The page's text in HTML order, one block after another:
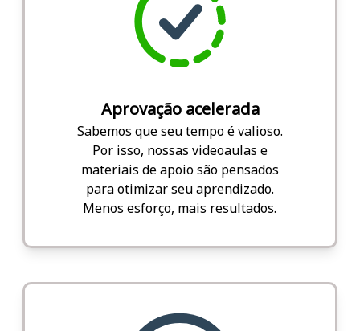
Aprovação acelerada
Sabemos que seu tempo é valioso.
Por isso, nossas videoaulas e
materiais de apoio são pensados
para otimizar seu aprendizado.
Menos esforço, mais resultados.